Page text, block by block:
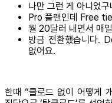
나만 그런 게 아니었
Pro 플랜인데 Free
월 20달러 내면서 매
방금 전환했습니다.
없어요.
한때 “클로드 없이 어떻게